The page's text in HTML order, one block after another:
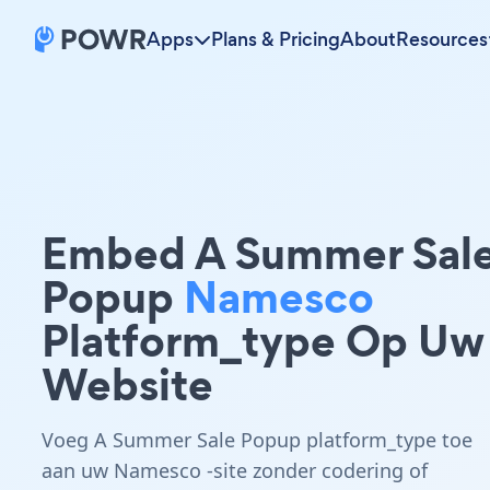
Apps Plans & PricingAboutResources
Embed A Summer
Popup Namesco
Platform_type Op Uw
Website
Voeg A Summer Sale Popup platform_type toe
aan uw Namesco -site zonder codering of